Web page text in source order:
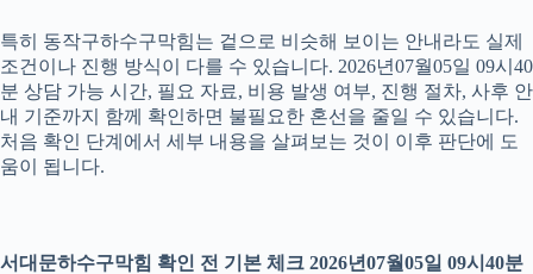
특히 동작구하수구막힘는 겉으로 비슷해 보이는 안내라도 실제
조건이나 진행 방식이 다를 수 있습니다. 2026년07월05일 09시40
분 상담 가능 시간, 필요 자료, 비용 발생 여부, 진행 절차, 사후 안
내 기준까지 함께 확인하면 불필요한 혼선을 줄일 수 있습니다.
처음 확인 단계에서 세부 내용을 살펴보는 것이 이후 판단에 도
움이 됩니다.
서대문하수구막힘 확인 전 기본 체크 2026년07월05일 09시40분